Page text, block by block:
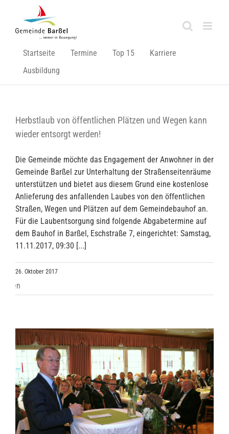
springen
Startseite Termine Top 15
Karriere
Ausbildung
Herbstlaub von öffentlichen Plätzen und Wegen kann
wieder entsorgt werden!
Die Gemeinde möchte das Engagement der Anwohner in der
Gemeinde Barßel zur Unterhaltung der Straßenseitenräume
unterstützen und bietet aus diesem Grund eine kostenlose
Anlieferung des anfallenden Laubes von den öffentlichen
Straßen, Wegen und Plätzen auf dem Gemeindebauhof an.
Für die Laubentsorgung sind folgende Abgabetermine auf
dem Bauhof in Barßel, Eschstraße 7, eingerichtet: Samstag,
11.11.2017, 09:30 [...]
26. Oktober 2017